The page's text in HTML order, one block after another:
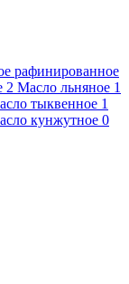
рафинированное
2 Масло льняное 1
тыквенное 1
кунжутное 0